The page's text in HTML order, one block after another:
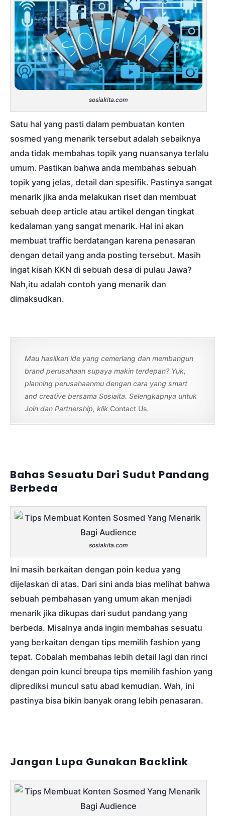
sosiakita.com
Satu hal yang pasti dalam pembuatan konten
sosmed yang menarik tersebut adalah sebaiknya
anda tidak membahas topik yang nuansanya terlalu
umum. Pastikan bahwa anda membahas sebuah
topik yang jelas, detail dan spesifik. Pastinya sangat
menarik jika anda melakukan riset dan membuat
sebuah deep article atau artikel dengan tingkat
kedalaman yang sangat menarik. Hal ini akan
membuat traffic berdatangan karena penasaran
dengan detail yang anda posting tersebut. Masih
ingat kisah KKN di sebuah desa di pulau Jawa?
Nah,itu adalah contoh yang menarik dan
dimaksudkan.
Mau hasilkan ide yang cemerlang dan membangun
brand perusahaan supaya makin terdepan? Yuk,
planning perusahaanmu dengan cara yang smart
and creative bersama Sosiaita. Selengkapnya untuk
Join dan Partnership, klik Contact Us.
Bahas Sesuatu Dari Sudut Pandang
Berbeda
sosiakita.com
Ini masih berkaitan dengan poin kedua yang
dijelaskan di atas. Dari sini anda bias melihat bahwa
sebuah pembahasan yang umum akan menjadi
menarik jika dikupas dari sudut pandang yang
berbeda. Misalnya anda ingin membahas sesuatu
yang berkaitan dengan tips memilih fashion yang
tepat. Cobalah membahas lebih detail lagi dan rinci
dengan poin kunci breupa tips memilih fashion yang
diprediksi muncul satu abad kemudian. Wah, ini
pastinya bisa bikin banyak orang lebih penasaran.
Jangan Lupa Gunakan Backlink